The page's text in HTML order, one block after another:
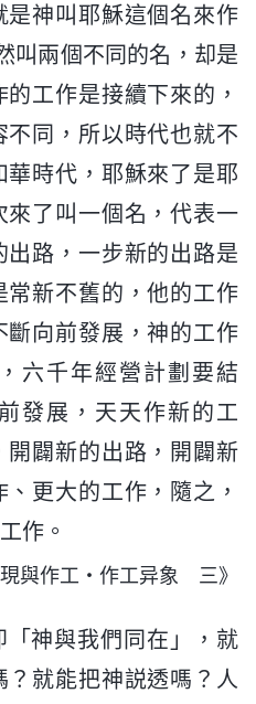
神叫耶穌這個名來作
叫兩個不同的名，却是
工作是接續下來的，
不同，所以時代也就不
華時代，耶穌來了是耶
了叫一個名，代表一
路，一步新的出路是
新不舊的，他的工作
向前發展，神的工作
六千年經營計劃要結
發展，天天作新的工
闢新的出路，開闢新
更大的工作，隨之，
作。
作工・作工异象 三》
神與我們同在」，就
就能把神説透嗎？人